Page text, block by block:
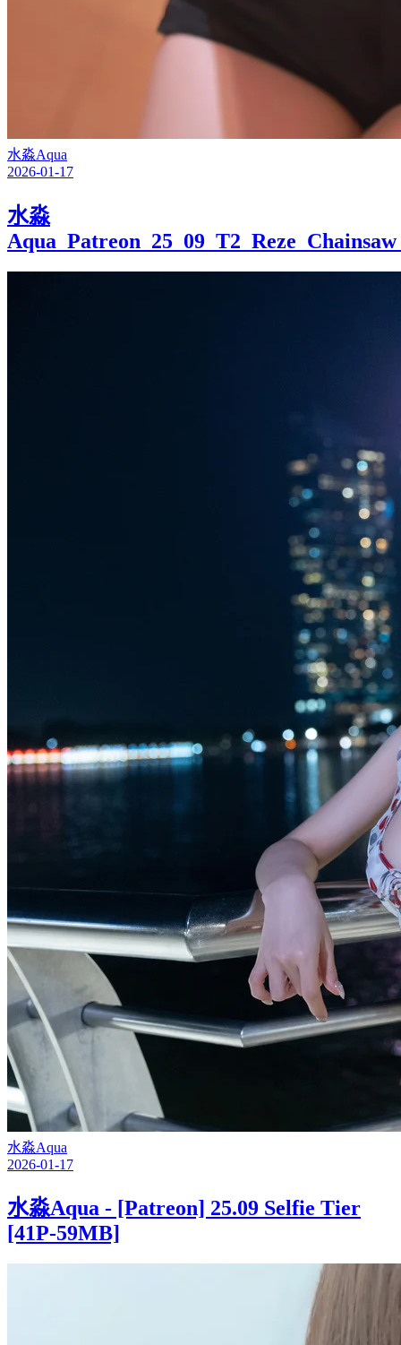
水淼Aqua
2026-01-17
水淼
水淼Aqua
2026-01-17
水淼Aqua - [Patreon] 25.09 Selfie Tier
[41P-59MB]